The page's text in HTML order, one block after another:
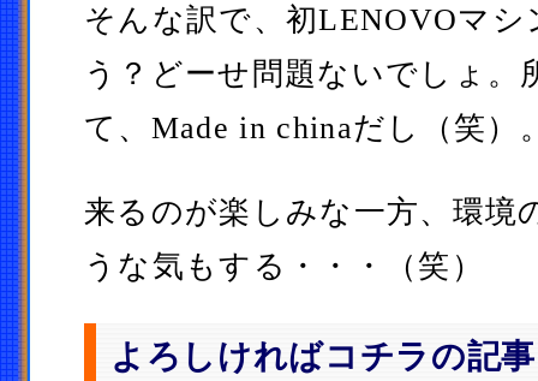
そんな訳で、初LENOVOマ
う？どーせ問題ないでしょ。
て、Made in chinaだし（笑）
来るのが楽しみな一方、環境
うな気もする・・・（笑）
よろしければコチラの記